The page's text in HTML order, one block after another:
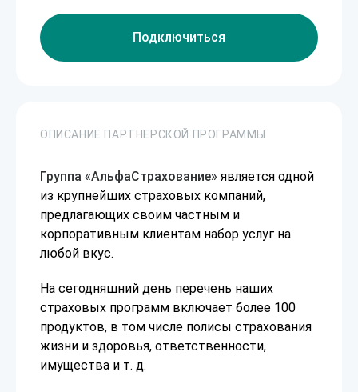
Подключиться
ОПИСАНИЕ ПАРТНЕРСКОЙ ПРОГРАММЫ
Группа «АльфаСтрахование» является одной
из крупнейших страховых компаний,
предлагающих своим частным и
корпоративным клиентам набор услуг на
любой вкус.
На сегодняшний день перечень наших
страховых программ включает более 100
продуктов, в том числе полисы страхования
жизни и здоровья, ответственности,
имущества и т. д.